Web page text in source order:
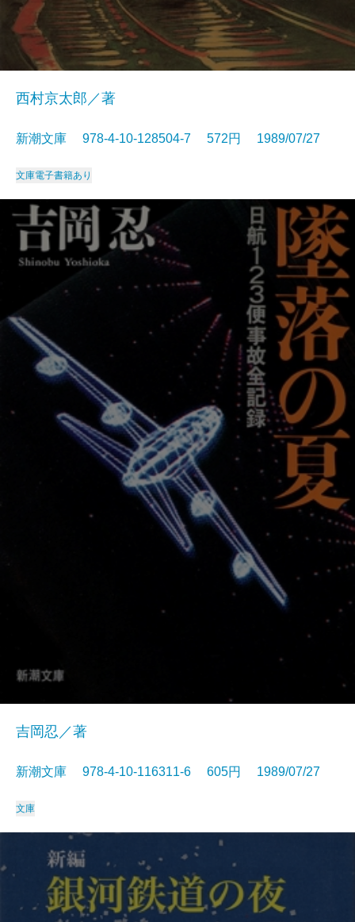
西村京太郎／著
新潮文庫 978-4-10-128504-7 572円 1989/07/27
文庫電子書籍あり
吉岡忍／著
新潮文庫 978-4-10-116311-6 605円 1989/07/27
文庫